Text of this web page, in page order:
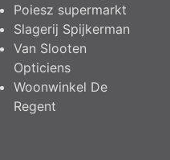
Poiesz supermarkt
Slagerij Spijkerman
Van Slooten
Opticiens
Woonwinkel De
Regent